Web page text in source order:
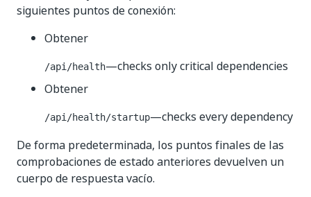
siguientes puntos de conexión:
Obtener
/api/health—checks only critical dependencies
Obtener
/api/health/startup—checks every dependency
De forma predeterminada, los puntos finales de las
comprobaciones de estado anteriores devuelven un
cuerpo de respuesta vacío.